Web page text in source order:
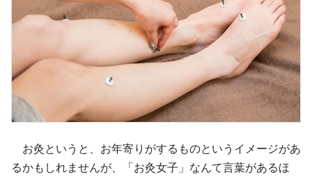
お灸というと、お年寄りがするものというイメージがあ
るかもしれませんが、「お灸女子」なんて言葉があるほ